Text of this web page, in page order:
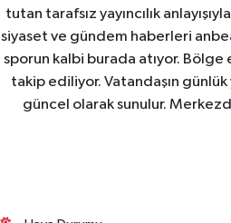
tutan tarafsız yayıncılık
siyaset ve gündem haberleri
sporun kalbi burada atıyor.
takip ediliyor. Vatandaşın
güncel olarak sunulur.